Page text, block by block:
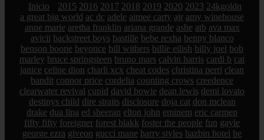
Inicio 2015 2016 2017 2018 2019 2020 2023 24kgoldn
a great big world ac dc adele aimee carty ajr amy winehouse
anne marie aretha franklin ariana grande ashe atb ava max
avicii backstreet boys bastille bebe rexha benny blanco
benson boone beyonce bill withers billie eilish billy joel bob
marley bruce springsteen bruno mars calvin harris cardi b cat
janice celine dion charli xcx cheat codes christina perri clean
bandit connor price cordelia counting crows creedence
clearwater revival cupid david bowie dean lewis demi lovato
destinys child dire straits disclosure doja cat don mclean
drake dua lipa ed sheeran elton john eminem eric carmen
fifty fifty foreigner forest blakk foster the people fun gayle
george ezra giveon gucci mane harry styles hazbin hotel he